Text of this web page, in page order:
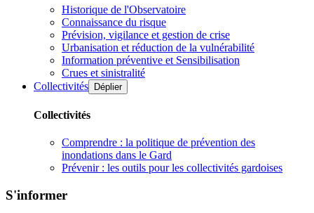
Historique de l'Observatoire
Connaissance du risque
Prévision, vigilance et gestion de crise
Urbanisation et réduction de la vulnérabilité
Information préventive et Sensibilisation
Crues et sinistralité
Collectivités Déplier
Collectivités
Comprendre : la politique de prévention des
inondations dans le Gard
Prévenir : les outils pour les collectivités gardoises
S'informer